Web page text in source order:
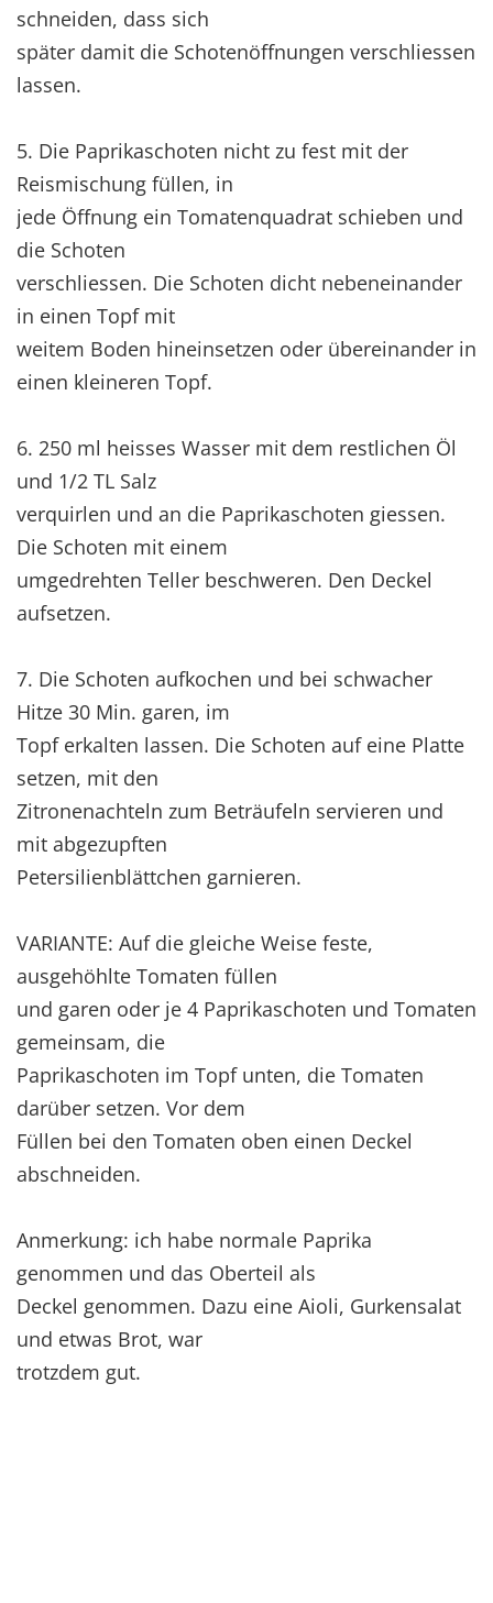
schneiden, dass sich
später damit die Schotenöffnungen verschliessen
lassen.
5. Die Paprikaschoten nicht zu fest mit der
Reismischung füllen, in
jede Öffnung ein Tomatenquadrat schieben und
die Schoten
verschliessen. Die Schoten dicht nebeneinander
in einen Topf mit
weitem Boden hineinsetzen oder übereinander in
einen kleineren Topf.
6. 250 ml heisses Wasser mit dem restlichen Öl
und 1/2 TL Salz
verquirlen und an die Paprikaschoten giessen.
Die Schoten mit einem
umgedrehten Teller beschweren. Den Deckel
aufsetzen.
7. Die Schoten aufkochen und bei schwacher
Hitze 30 Min. garen, im
Topf erkalten lassen. Die Schoten auf eine Platte
setzen, mit den
Zitronenachteln zum Beträufeln servieren und
mit abgezupften
Petersilienblättchen garnieren.
VARIANTE: Auf die gleiche Weise feste,
ausgehöhlte Tomaten füllen
und garen oder je 4 Paprikaschoten und Tomaten
gemeinsam, die
Paprikaschoten im Topf unten, die Tomaten
darüber setzen. Vor dem
Füllen bei den Tomaten oben einen Deckel
abschneiden.
Anmerkung: ich habe normale Paprika
genommen und das Oberteil als
Deckel genommen. Dazu eine Aioli, Gurkensalat
und etwas Brot, war
trotzdem gut.